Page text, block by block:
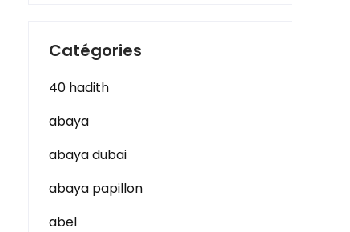
Catégories
40 hadith
abaya
abaya dubai
abaya papillon
abel